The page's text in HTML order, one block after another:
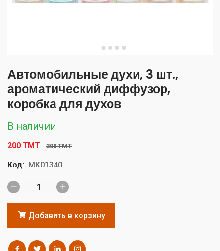
Автомобильные духи, 3 шт.,
ароматический диффузор,
коробка для духов
В наличии
200 TMT 300 TMT
Код: MK01340
Добавить в корзину